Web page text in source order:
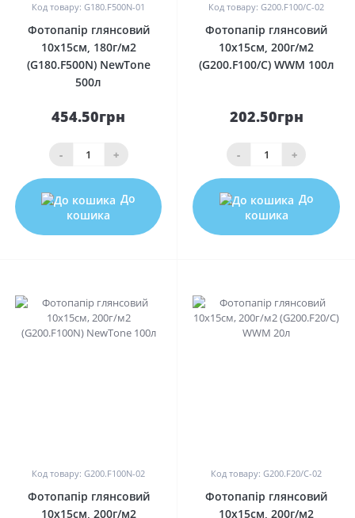
Код товару: G180.F500N-01
Фотопапір глянсовий
10х15см, 180г/м2
(G180.F500N) NewTone
500л
454.50грн
- +
До
кошика
Код товару: G200.F100/C-02
Фотопапір глянсовий
10х15см, 200г/м2
(G200.F100/C) WWM 100л
202.50грн
- +
До
кошика
Код товару: G200.F100N-02
Фотопапір глянсовий
10х15см, 200г/м2
Код товару: G200.F20/C-02
Фотопапір глянсовий
10х15см, 200г/м2